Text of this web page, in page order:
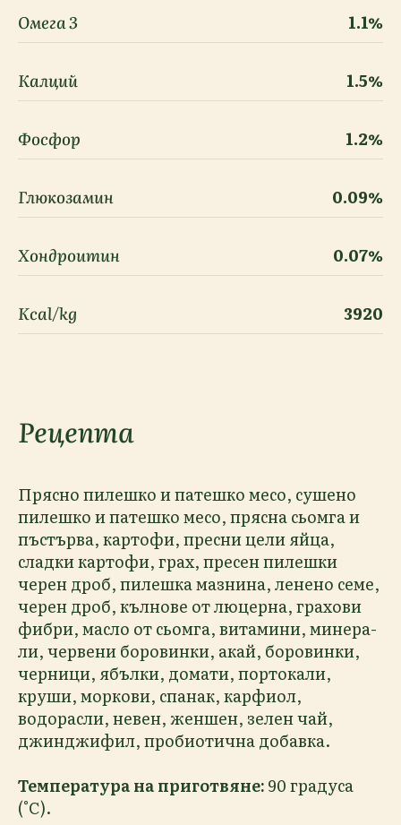
Омега 3 1.1%
Калций 1.5%
Фосфор 1.2%
Глюкозамин 0.09%
Хондроитин 0.07%
Kcal/kg 3920
Рецепта
Прясно пилешко и патешко месо, сушено
пилешко и патешко месо, прясна сьомга и
пъстърва, картофи, пресни цели яйца,
сладки картофи, грах, пресен пилешки
черен дроб, пилешка мазнина, ленено семе,
черен дроб, кълнове от люцерна, грахови
фибри, масло от сьомга, витамини, минера-
ли, червени боровинки, акай, боровинки,
черници, ябълки, домати, портокали,
круши, моркови, спанак, карфиол,
водорасли, невен, женшен, зелен чай,
джинджифил, пробиотична добавка.
Температура на приготвяне:90 градуса
(°C).